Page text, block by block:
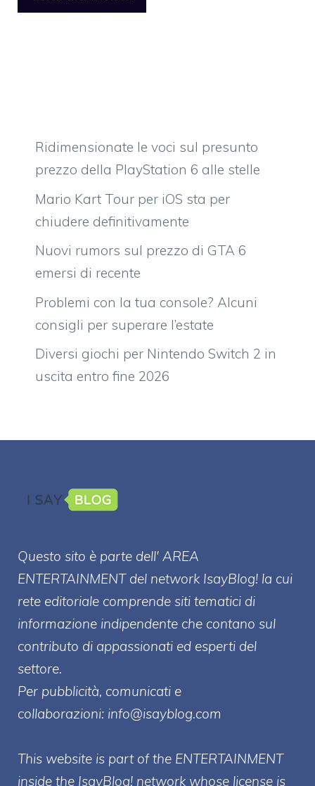
Ridimensionate le voci sul presunto
prezzo della PlayStation 6 alle stelle
Mario Kart Tour per iOS sta per
chiudere definitivamente
Nuovi rumors sul prezzo di GTA 6
emersi di recente
Problemi con la tua console? Alcuni
consigli per superare l’estate
Diversi giochi per Nintendo Switch 2 in
uscita entro fine 2026
Questo sito è parte dell' AREA
ENTERTAINMENT del network IsayBlog! la cui
rete editoriale comprende siti tematici di
informazione indipendente che contano sul
contributo di appassionati ed esperti del
settore.
Per pubblicità, comunicati e
collaborazioni: info@isayblog.com
This website is part of the ENTERTAINMENT
inside the IsayBlog! network whose license is